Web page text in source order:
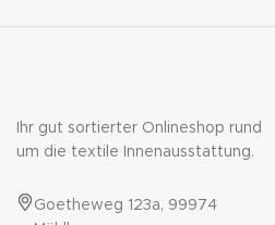
Ihr gut sortierter Onlineshop rund
um die textile Innenausstattung.
Goetheweg 123a, 99974